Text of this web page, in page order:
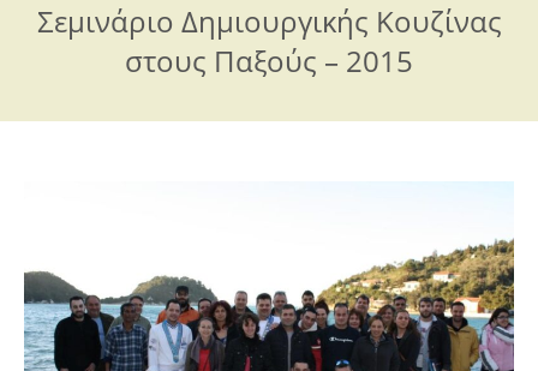
Σεμινάριο Δημιουργικής Κουζίνας
στους Παξούς – 2015